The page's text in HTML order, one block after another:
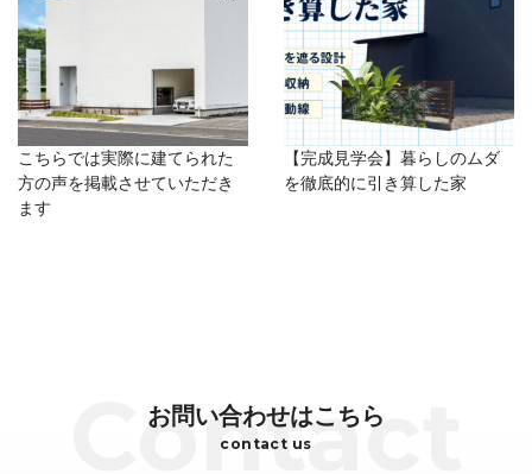
こちらでは実際に建てられた
方の声を掲載させていただき
ます
【完成見学会】暮らしのムダ
を徹底的に引き算した家
お問い合わせはこちら
contact us